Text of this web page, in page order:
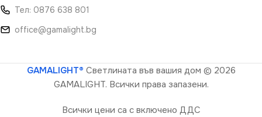
Тел: 0876 638 801
office@gamalight.bg
GAMALIGHT® Светлината във вашия дом © 2026
GAMALIGHT. Всички права запазени.
Всички цени са с включено ДДС